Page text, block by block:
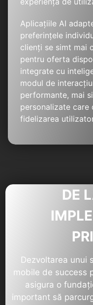
Aplicațiile AI
preferințele
clienți se simt mai
pentru oferta
integrate cu
modul de
performante, mai
personalizate care
fidelizarea
DE
Dezvoltarea unui
mobile de success
asigura o
important să